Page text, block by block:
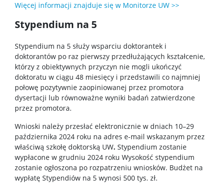
Wykłady z ciekawej chemii
WChemii, czyli lab od podszewki
WChemii, czyli studia od podszewki
Exhibition „Chemistry is all around”
Dla szkół
Dołącz do gry – twórz z nami przyszłość chemii!
Więcej informacji znajduje się w Monitorze UW >>
Stypendium na 5
Stypendium na 5 służy wsparciu doktorantek i
doktorantów po raz pierwszy przedłużających kształcenie,
którzy z obiektywnych przyczyn nie mogli ukończyć
doktoratu w ciągu 48 miesięcy i przedstawili co najmniej
połowę pozytywnie zaopiniowanej przez promotora
dysertacji lub równoważne wyniki badań zatwierdzone
przez promotora.
Wnioski należy przesłać elektronicznie w dniach 10–29
października 2024 roku na adres e-mail wskazanym przez
właściwą szkołę doktorską UW. Stypendium zostanie
wypłacone w grudniu 2024 roku Wysokość stypendium
zostanie ogłoszona po rozpatrzeniu wniosków. Budżet na
wypłatę Stypendiów na 5 wynosi 500 tys. zł.